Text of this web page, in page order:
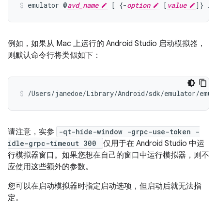
emulator @avd_name [ {-option [ value
例如，如果从 Mac 上运行的 Android Studio 启动模拟器，
则默认命令行将类似如下：
/Users/janedoe/Library/Android/sdk/emulator/
请注意，实参
-qt-hide-window -grpc-use-token -
idle-grpc-timeout 300
仅用于在 Android Studio 中运
行模拟器窗口。如果您想在自己的窗口中运行模拟器，则不
应使用这些额外的参数。
您可以在启动模拟器时指定启动选项，但启动后就无法指
定。